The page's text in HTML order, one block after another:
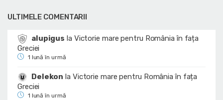
ULTIMELE COMENTARII
alupigus la Victorie mare pentru România în fața
Greciei
1 lună în urmă
Delekon la Victorie mare pentru România în fața
Greciei
1 lună în urmă